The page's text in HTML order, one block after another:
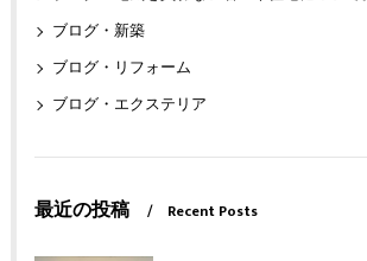
ブログ・新築
ブログ・リフォーム
ブログ・エクステリア
最近の投稿 Recent Posts